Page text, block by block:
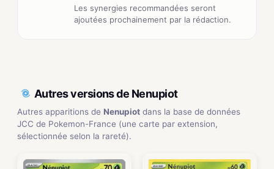
Les synergies recommandées seront
ajoutées prochainement par la rédaction.
Autres versions de Nenupiot
Autres apparitions de Nenupiot dans la base de données
JCC de Pokemon-France (une carte par extension,
sélectionnée selon la rareté).